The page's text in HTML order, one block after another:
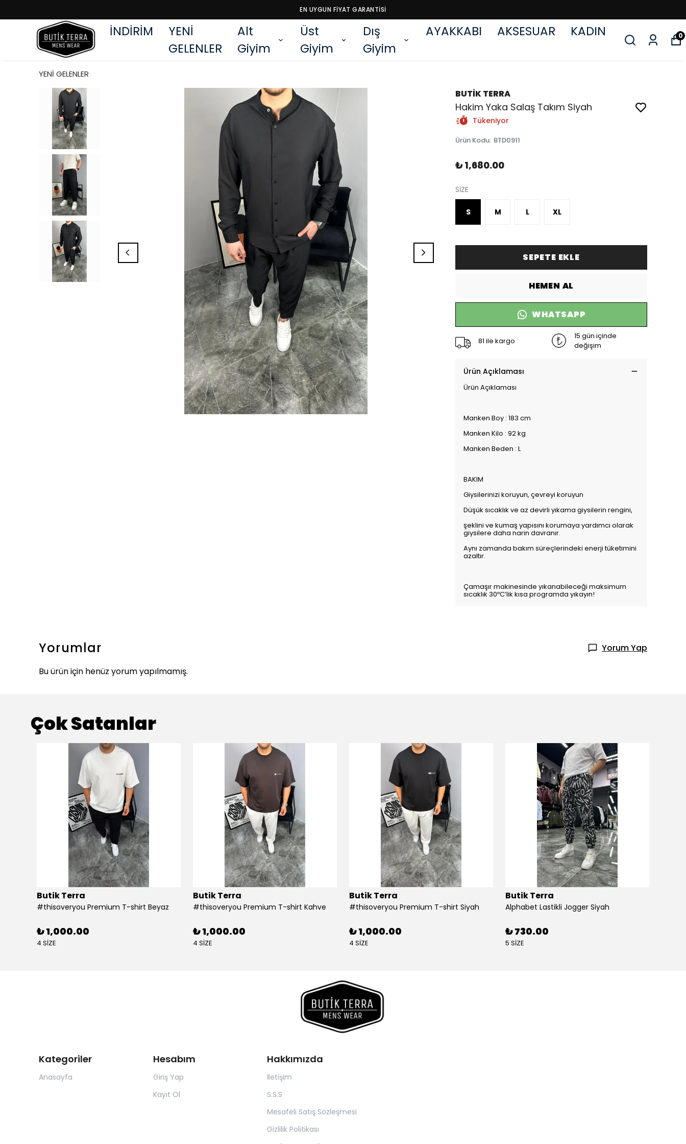
EN UYGUN FİYAT GARANTİSİ
İNDİRİM
YENİ
GELENLER
Alt
Giyim
Üst
Giyim
Dış
Giyim
AYAKKABI AKSESUAR KADIN 0
YENİ GELENLER
BUTİK TERRA
Hakim Yaka Salaş Takım Siyah
Tükeniyor
Ürün Kodu: BTD0911
₺ 1,680.00
SİZE
S M L XL
SEPETE EKLE
HEMEN AL
WHATSAPP
81 ile kargo
15 gün içinde
değişim
Ürün Açıklaması
Ürün Açıklaması
Manken Boy : 183 cm
Manken Kilo : 92 kg
Manken Beden : L
BAKIM
Giysilerinizi koruyun, çevreyi koruyun
Düşük sıcaklık ve az devirli yıkama giysilerin rengini,
şeklini ve kumaş yapısını korumaya yardımcı olarak
giysilere daha narin davranır.
Aynı zamanda bakım süreçlerindeki enerji tüketimini
azaltır.
Çamaşır makinesinde yıkanabileceği maksimum
sıcaklık 30ºC’lik kısa programda yıkayın!
Yorumlar
Yorum Yap
Bu ürün için henüz yorum yapılmamış.
Çok Satanlar
Butik Terra
#thisoveryou Premium T-shirt Beyaz
₺ 1,000.00
4 SİZE
Butik Terra
#thisoveryou Premium T-shirt Kahve
₺ 1,000.00
4 SİZE
Butik Terra
#thisoveryou Premium T-shirt Siyah
₺ 1,000.00
4 SİZE
Butik Terra
Alphabet Lastikli Jogger Siyah
₺ 730.00
5 SİZE
Kategoriler
Anasayfa
Hesabım
Giriş Yap
Kayıt Ol
Hakkımızda
İletişim
S.S.S
Mesafeli Satış Sözleşmesi
Gizlilik Politikası